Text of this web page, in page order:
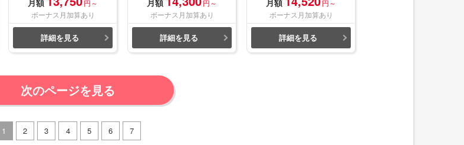
月額
円～
ボーナス月加算あり
詳細を見る
月額
円～
ボーナス月加算あり
詳細を見る
月額
円～
ボーナス月加算あり
詳細を見る
次のページを見る
1 2 3 4 5 6 7